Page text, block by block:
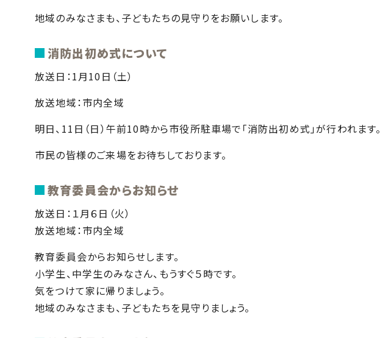
地域のみなさまも、子どもたちの見守りをお願いします。
消防出初め式について
放送日：1月10日（土）
放送地域：市内全域
明日、11日（日）午前10時から市役所駐車場で「消防出初め式」が行われます。
市民の皆様のご来場をお待ちしております。
教育委員会からお知らせ
放送日：１月６日（火）
放送地域：市内全域
教育委員会からお知らせします。
小学生、中学生のみなさん、もうすぐ５時です。
気をつけて家に帰りましょう。
地域のみなさまも、子どもたちを見守りましょう。